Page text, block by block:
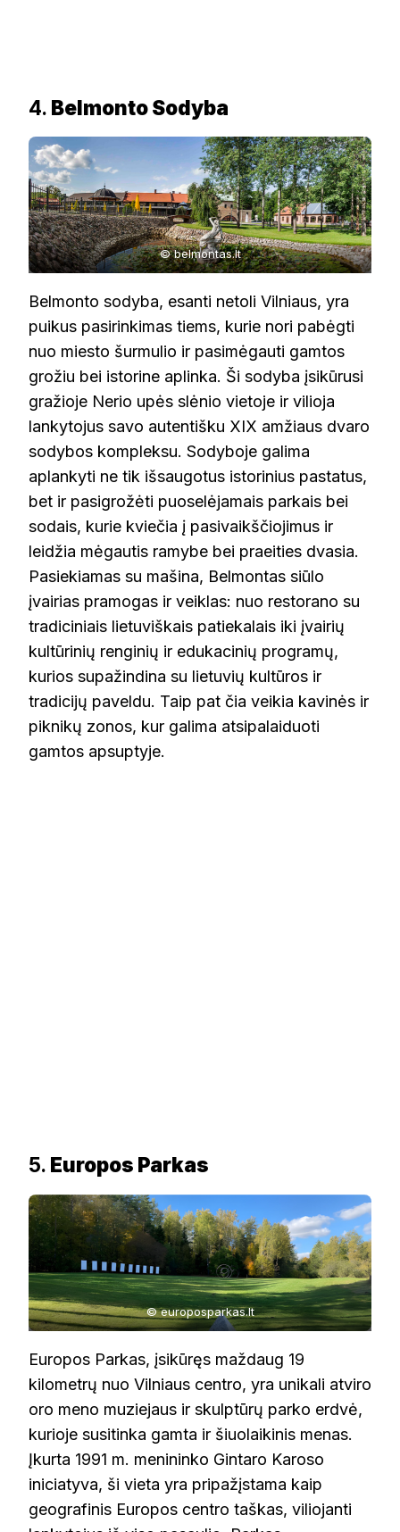
4. Belmonto Sodyba
© belmontas.lt
Belmonto sodyba, esanti netoli Vilniaus, yra
puikus pasirinkimas tiems, kurie nori pabėgti
nuo miesto šurmulio ir pasimėgauti gamtos
grožiu bei istorine aplinka. Ši sodyba įsikūrusi
gražioje Nerio upės slėnio vietoje ir vilioja
lankytojus savo autentišku XIX amžiaus dvaro
sodybos kompleksu. Sodyboje galima
aplankyti ne tik išsaugotus istorinius pastatus,
bet ir pasigrožėti puoselėjamais parkais bei
sodais, kurie kviečia į pasivaikščiojimus ir
leidžia mėgautis ramybe bei praeities dvasia.
Pasiekiamas su mašina, Belmontas siūlo
įvairias pramogas ir veiklas: nuo restorano su
tradiciniais lietuviškais patiekalais iki įvairių
kultūrinių renginių ir edukacinių programų,
kurios supažindina su lietuvių kultūros ir
tradicijų paveldu. Taip pat čia veikia kavinės ir
piknikų zonos, kur galima atsipalaiduoti
gamtos apsuptyje.
5. Europos Parkas
© europosparkas.lt
Europos Parkas, įsikūręs maždaug 19
kilometrų nuo Vilniaus centro, yra unikali atviro
oro meno muziejaus ir skulptūrų parko erdvė,
kurioje susitinka gamta ir šiuolaikinis menas.
Įkurta 1991 m. menininko Gintaro Karoso
iniciatyva, ši vieta yra pripažįstama kaip
geografinis Europos centro taškas, viliojanti